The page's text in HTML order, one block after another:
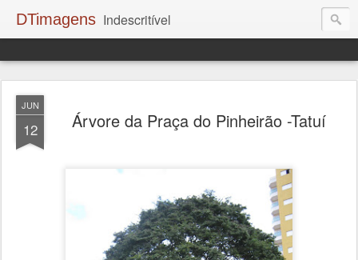
DTimagens Indescritível
JUN
12 Árvore da Praça do Pinheirão -Tatuí